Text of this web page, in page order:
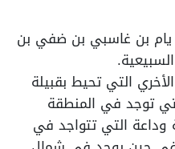
يام بن غاسبي بن ضفي بن
التي تحيط بقبيلة
توجد في المنطقة
وداعة التي تتواجد في